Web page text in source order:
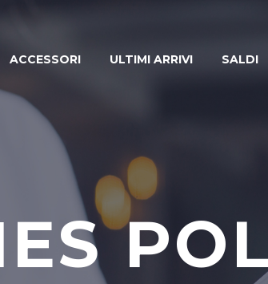
ACCESSORI ULTIMI ARRIVI SALDI